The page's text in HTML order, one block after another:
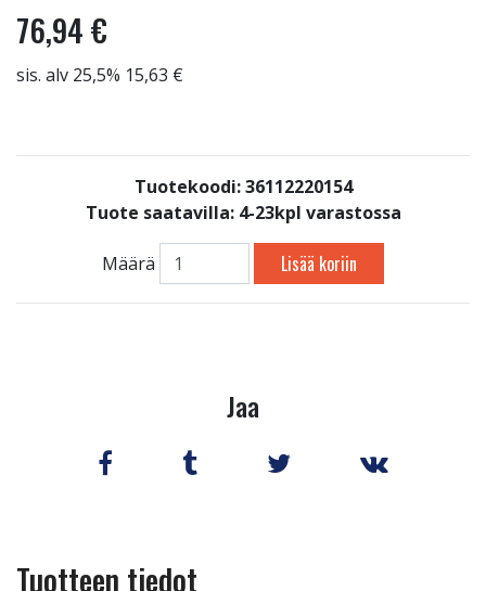
76,94 €
sis. alv 25,5% 15,63 €
Tuotekoodi: 36112220154
Tuote saatavilla: 4-23kpl varastossa
Määrä Lisää koriin
Jaa
Tuotteen tiedot